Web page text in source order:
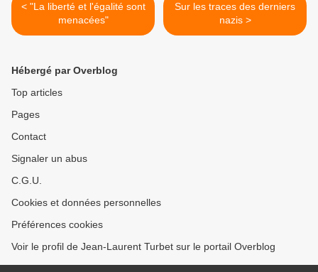
< "La liberté et l'égalité sont
menacées"
Sur les traces des derniers
nazis >
Hébergé par Overblog
Top articles
Pages
Contact
Signaler un abus
C.G.U.
Cookies et données personnelles
Préférences cookies
Voir le profil de Jean-Laurent Turbet sur le portail Overblog